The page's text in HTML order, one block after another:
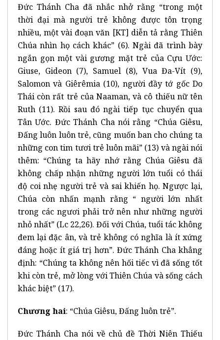
Đức Thánh Cha đã nhắc nhở rằng “trong một
thời đại mà người trẻ không được tôn trọng
nhiều, một vài đoạn văn [KT] diễn tả rằng Thiên
Chúa nhìn họ cách khác” (6). Ngài đã trình bày
ngắn gọn một vài gương mặt trẻ của Cựu Ước:
Giuse, Gideon (7), Samuel (8), Vua Đa-Vít (9),
Salomon và Giêrêmia (10), người đầy tớ gốc Do
Thái còn rất trẻ của Naaman, và cô thiếu nữ tên
Ruth (11). Rồi sau đó ngài tiếp tục chuyển qua
Tân Ước. Đức Thánh Cha nói rằng “Chúa Giêsu,
Đấng luôn luôn trẻ, cũng muốn ban cho chúng ta
những con tim tươi trẻ luôn mãi” (13) và ngài nói
thêm: “Chúng ta hãy nhớ rằng Chúa Giêsu đã
không chấp nhận những người lớn tuổi có thái
độ coi nhẹ người trẻ và sai khiến họ. Ngược lại,
Chúa còn nhấn mạnh rằng “ người lớn nhất
trong các ngươi phải trở nên như những người
nhỏ nhất” (Lc 22,26). Đối với Chúa, tuổi tác không
đem lại đặc ân, và trẻ không có nghĩa là ít xứng
đáng hoặc ít giá trị hơn”. Đức Thánh Cha khẳng
định: “Chúng ta không nên hối tiếc vì đã sống tốt
khi còn trẻ, mở lòng với Thiên Chúa và sống cách
khác biệt” (17).
Chương hai: “Chúa Giêsu, Đấng luôn trẻ”.
Đức Thánh Cha nói về chủ đề Thời Niên Thiếu